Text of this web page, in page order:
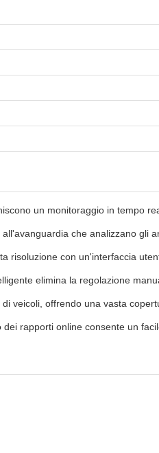
un monitoraggio in tempo
che analizzano gli
risoluzione con un'interfaccia
elimina la regolazione
veicoli, offrendo una vasta
dei rapporti online consente un